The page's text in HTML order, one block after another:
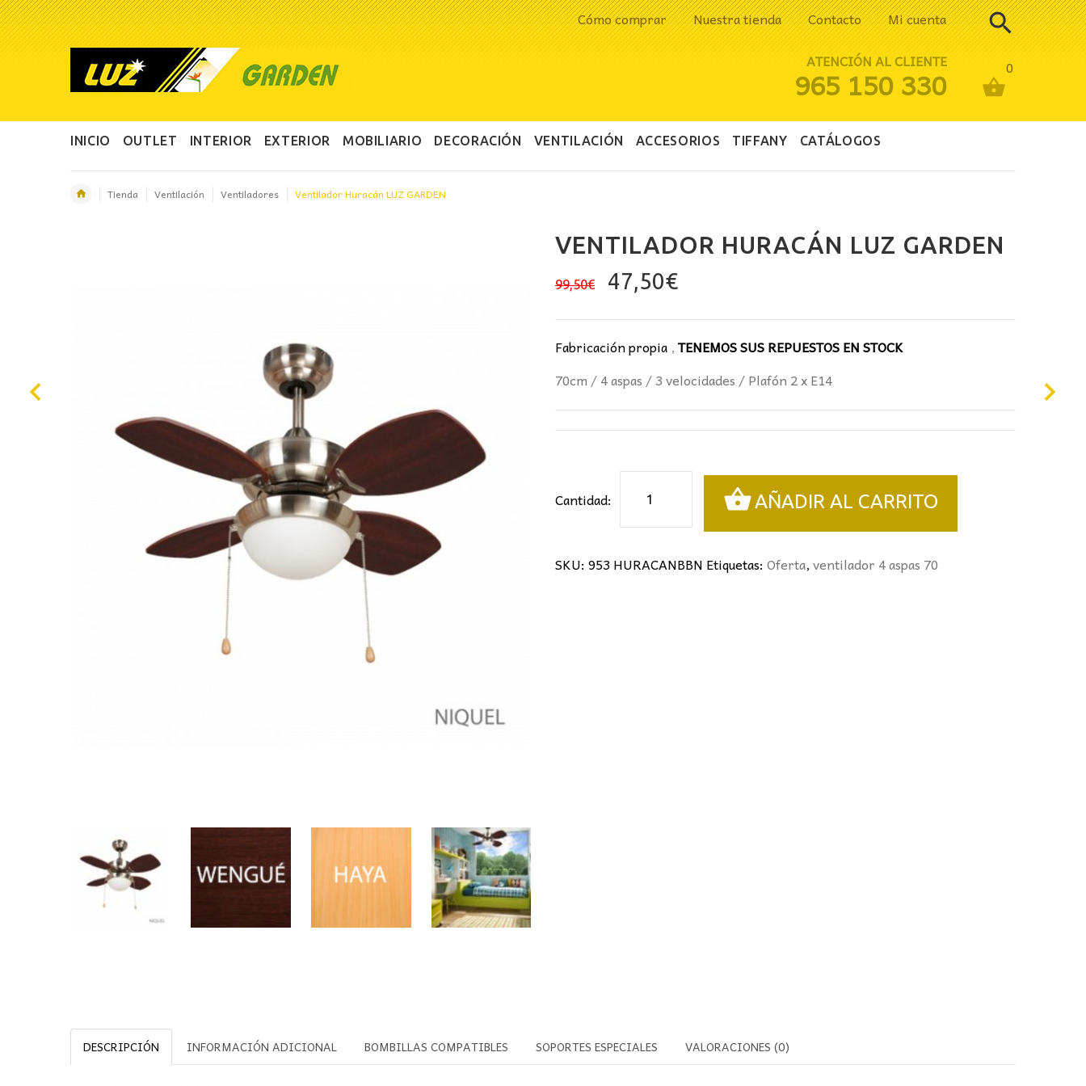
Cómo comprar Nuestra tienda Contacto Mi cuenta
0
ATENCIÓN AL CLIENTE
965 150 330
INICIO OUTLET INTERIOR EXTERIOR MOBILIARIO DECORACIÓN VENTILACIÓN ACCESORIOS TIFFANY CATÁLOGOS
Tienda Ventilación Ventiladores Ventilador Huracán LUZ GARDEN
VENTILADOR HURACÁN LUZ GARDEN
99,50€
El
original
era:
99,50€.
47,50€El
actual
es:
47,50€.
Fabricación propia ,TENEMOS SUS REPUESTOS EN STOCK
70cm / 4 aspas / 3 velocidades / Plafón 2 x E14
Cantidad:
Huracán
LUZ
cantidad
AÑADIR AL CARRITO
SKU: 953 HURACANBBN Etiquetas: Oferta,ventilador 4 aspas 70
DESCRIPCIÓN INFORMACIÓN ADICIONAL BOMBILLAS COMPATIBLES SOPORTES ESPECIALES VALORACIONES (0)